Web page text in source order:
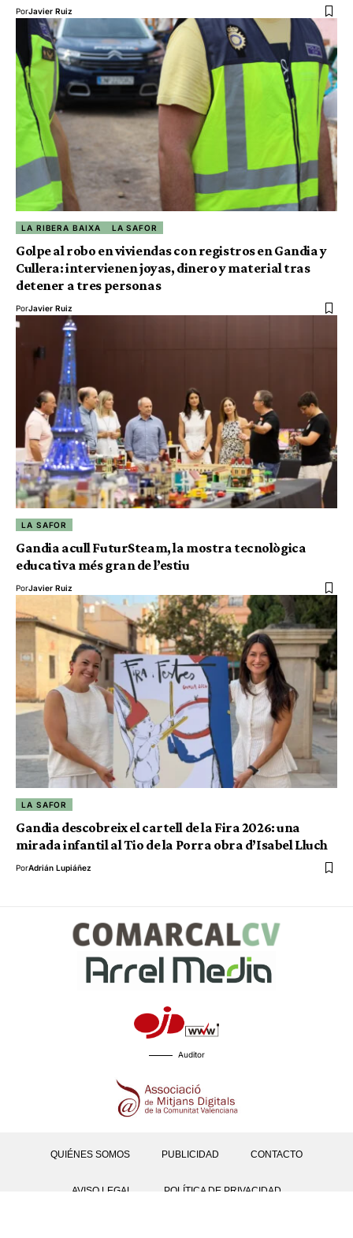
PorJavier Ruiz
LA RIBERA BAIXA LA SAFOR
Golpe al robo en viviendas con registros en Gandia y
Cullera: intervienen joyas, dinero y material tras
detener a tres personas
PorJavier Ruiz
LA SAFOR
Gandia acull FuturSteam, la mostra tecnològica
educativa més gran de l’estiu
PorJavier Ruiz
LA SAFOR
Gandia descobreix el cartell de la Fira 2026: una
mirada infantil al Tio de la Porra obra d’Isabel Lluch
PorAdrián Lupiáñez
Auditor
QUIÉNES SOMOS PUBLICIDAD CONTACTO
AVISO LEGAL POLÍTICA DE PRIVACIDAD